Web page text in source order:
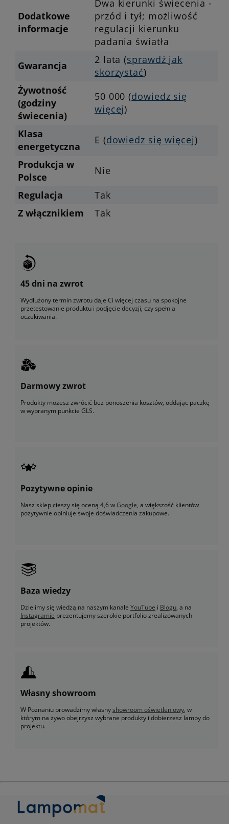
Dodatkowe
informacje
Dwa kierunki świecenia -
przód i tył; możliwość
regulacji kierunku
padania światła
Gwarancja
2 lata (sprawdź jak
skorzystać)
Żywotność
(godziny
świecenia)
50 000 (dowiedz się
więcej)
Klasa
energetyczna
E (dowiedz się więcej)
Produkcja w
Polsce
Nie
Regulacja
Tak
Z włącznikiem
Tak
45 dni na zwrot
Wydłużony termin zwrotu daje Ci więcej czasu na spokojne
przetestowanie produktu i podjęcie decyzji, czy spełnia
oczekiwania.
Darmowy zwrot
Produkty możesz zwrócić bez ponoszenia kosztów, oddając paczkę
w wybranym punkcie GLS.
Pozytywne opinie
Nasz sklep cieszy się oceną 4,6 wGoogle, a większość klientów
pozytywnie opiniuje swoje doświadczenia zakupowe.
Baza wiedzy
Dzielimy się wiedzą na naszym kanale YouTube i Blogu, a na
Instagramie prezentujemy szerokie portfolio zrealizowanych
projektów.
Własny showroom
W Poznaniu prowadzimy własnyshowroom oświetleniowy, w
którym na żywo obejrzysz wybrane produkty i dobierzesz lampy do
projektu.